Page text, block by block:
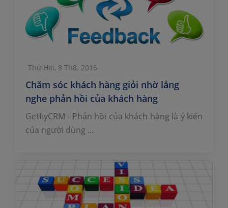
Thứ Hai, 8 Th8. 2016
Chăm sóc khách hàng giỏi nhờ lắng
nghe phản hồi của khách hàng
GetflyCRM - Phản hồi của khách hàng là ý kiến
của người dùng …